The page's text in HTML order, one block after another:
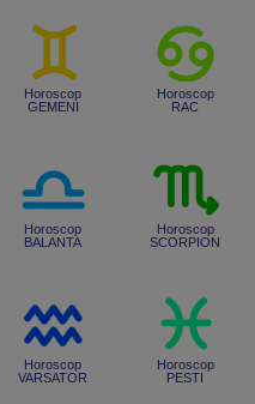
Horoscop
GEMENI
Horoscop
RAC
Horoscop
BALANTA
Horoscop
SCORPION
Horoscop
VARSATOR
Horoscop
PESTI